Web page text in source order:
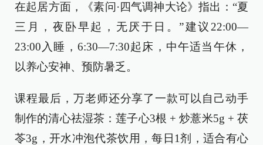
在起居方面，《素问·四气调神大论》指出：“夏
三月，夜卧早起，无厌于日。”建议22:00—
23:00入睡，6:30—7:30起床，中午适当午休，
以养心安神、预防暑乏。
课程最后，万老师还分享了一款可以自己动手
制作的清心祛湿茶：莲子心3根 + 炒薏米5g + 茯
苓3g，开水冲泡代茶饮用，每日1剂，适合有心